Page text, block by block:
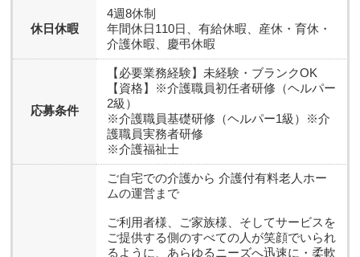
休日休暇
4週8休制
年間休日110日、有給休暇、産休・育休・
介護休暇、慶弔休暇
応募条件
【必要業務経験】未経験・ブランクOK
【資格】※介護職員初任者研修（ヘルパー
2級）
※介護職員基礎研修（ヘルパー1級）※介
護職員実務者研修
※介護福祉士
ご自宅での介護から 介護付有料老人ホー
ムの運営まで
ご利用者様、ご家族様、そしてサービスを
ご提供する側のすべての人が笑顔でいられ
るように、あらゆるニーズへ迅速に・柔軟